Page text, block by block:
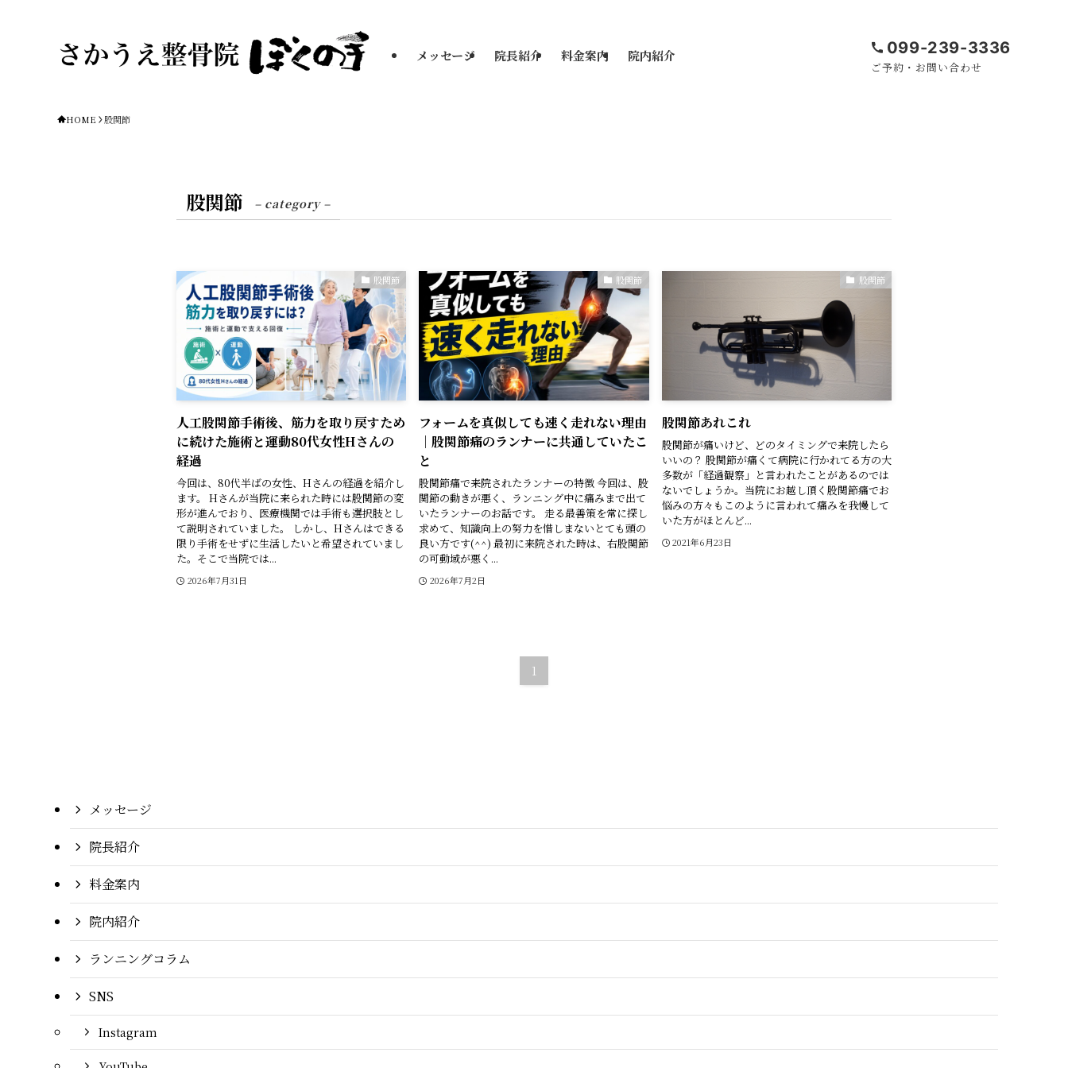
メッセージ 院長紹介 料金案内 院内紹介 099-239-3336
ご予約・お問い合わせ
HOME 股関節
股関節 – category –
股関節
人工股関節手術後、筋力を取り戻すため
に続けた施術と運動――80代女性Hさんの
経過
今回は、80代半ばの女性、Hさんの経過を紹介し
ます。 Hさんが当院に来られた時には股関節の変
形が進んでおり、医療機関では手術も選択肢とし
て説明されていました。 しかし、Hさんはできる
限り手術をせずに生活したいと希望されていまし
た。そこで当院では...
2026年7月31日
股関節
フォームを真似しても速く走れない理由
｜股関節痛のランナーに共通していたこ
と
股関節痛で来院されたランナーの特徴 今回は、股
関節の動きが悪く、ランニング中に痛みまで出て
いたランナーのお話です。 走る最善策を常に探し
求めて、知識向上の努力を惜しまないとても頭の
良い方です(^^) 最初に来院された時は、右股関節
の可動域が悪く...
2026年7月2日
股関節
股関節あれこれ
股関節が痛いけど、どのタイミングで来院したら
いいの？ 股関節が痛くて病院に行かれてる方の大
多数が「経過観察」と言われたことがあるのでは
ないでしょうか。当院にお越し頂く股関節痛でお
悩みの方々もこのように言われて痛みを我慢して
いた方がほとんど...
2021年6月23日
1
メッセージ
院長紹介
料金案内
院内紹介
ランニングコラム
SNS
Instagram